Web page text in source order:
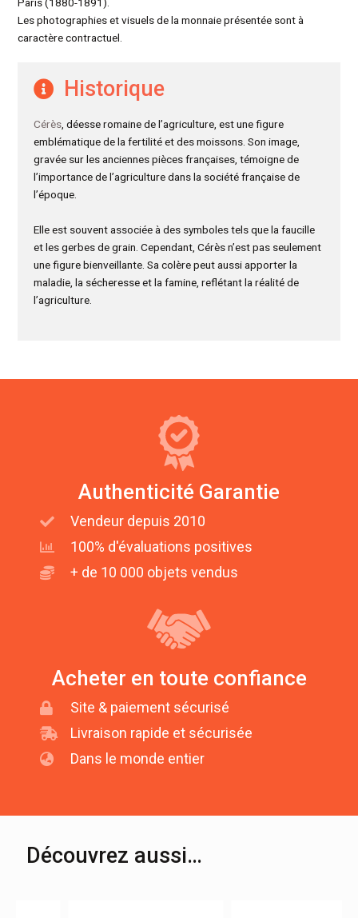
Les photographies et visuels de la monnaie présentée sont à
caractère contractuel.
Historique
Cérès , déesse romaine de l’agriculture, est une figure
emblématique de la fertilité et des moissons. Son image,
gravée sur les anciennes pièces françaises, témoigne de
l’importance de l’agriculture dans la société française de
l’époque.
Elle est souvent associée à des symboles tels que la faucille
et les gerbes de grain. Cependant, Cérès n’est pas seulement
une figure bienveillante. Sa colère peut aussi apporter la
maladie, la sécheresse et la famine, reflétant la réalité de
l’agriculture.
Authenticité Garantie
Vendeur depuis 2010
100% d'évaluations positives
+ de 10 000 objets vendus
Acheter en toute confiance
Site & paiement sécurisé
Livraison rapide et sécurisée
Dans le monde entier
Découvrez aussi…